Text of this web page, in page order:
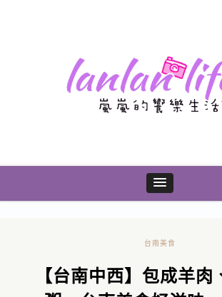
台南美食
【台南中西】包成羊